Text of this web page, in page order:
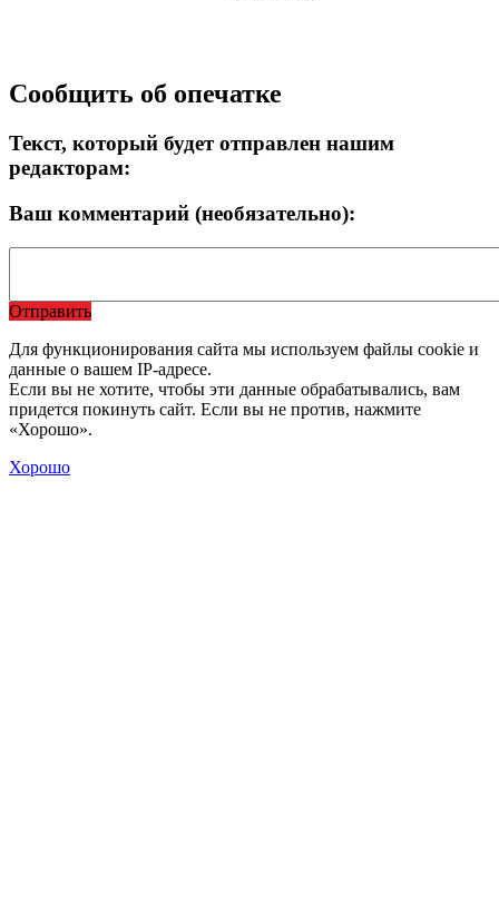
Сообщить об опечатке
Текст, который будет отправлен нашим
редакторам:
Ваш комментарий (необязательно):
Отправить
Для функционирования сайта мы используем файлы cookie и
данные о вашем IP-адресе.
Если вы не хотите, чтобы эти данные обрабатывались, вам
придется покинуть сайт. Если вы не против, нажмите
«Хорошо».
Хорошо